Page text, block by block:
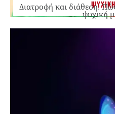
Διατροφή και διάθεση:
ψυχική